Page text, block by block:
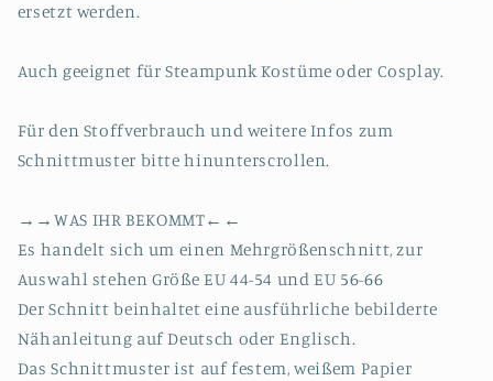
ersetzt werden.
Auch geeignet für Steampunk Kostüme oder Cosplay.
Für den Stoffverbrauch und weitere Infos zum
Schnittmuster bitte hinunterscrollen.
→→WAS IHR BEKOMMT←←
Es handelt sich um einen Mehrgrößenschnitt, zur
Auswahl stehen Größe EU 44-54 und EU 56-66
Der Schnitt beinhaltet eine ausführliche bebilderte
Nähanleitung auf Deutsch oder Englisch.
Das Schnittmuster ist auf festem, weißem Papier